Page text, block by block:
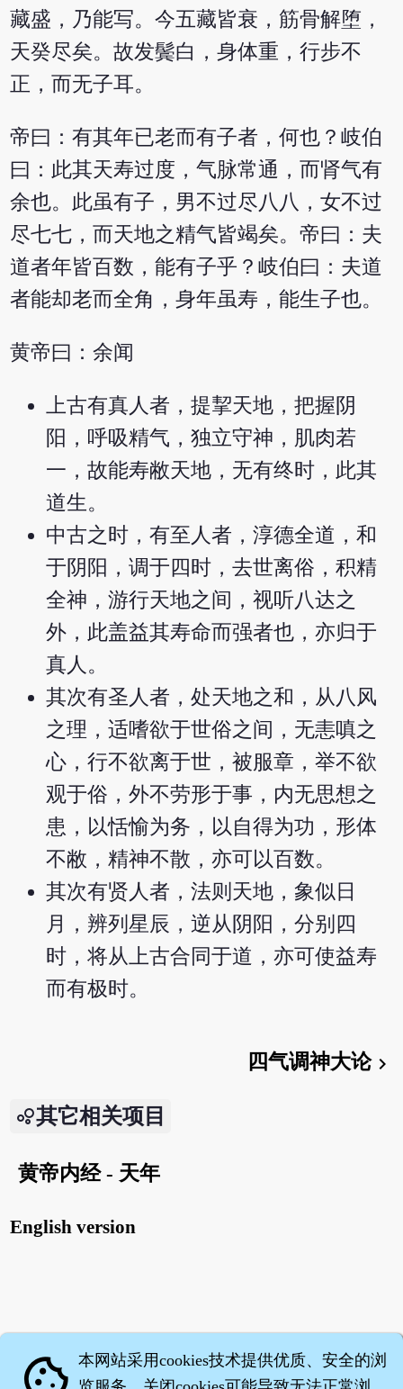
藏盛，乃能写。今五藏皆衰，筋骨解堕，
天癸尽矣。故发鬓白，身体重，行步不
正，而无子耳。
帝曰：有其年已老而有子者，何也？岐伯
曰：此其天寿过度，气脉常通，而肾气有
余也。此虽有子，男不过尽八八，女不过
尽七七，而天地之精气皆竭矣。帝曰：夫
道者年皆百数，能有子乎？岐伯曰：夫道
者能却老而全角，身年虽寿，能生子也。
黄帝曰：余闻
上古有真人者，提挈天地，把握阴
阳，呼吸精气，独立守神，肌肉若
一，故能寿敝天地，无有终时，此其
道生。
中古之时，有至人者，淳德全道，和
于阴阳，调于四时，去世离俗，积精
全神，游行天地之间，视听八达之
外，此盖益其寿命而强者也，亦归于
真人。
其次有圣人者，处天地之和，从八风
之理，适嗜欲于世俗之间，无恚嗔之
心，行不欲离于世，被服章，举不欲
观于俗，外不劳形于事，内无思想之
患，以恬愉为务，以自得为功，形体
不敝，精神不散，亦可以百数。
其次有贤人者，法则天地，象似日
月，辨列星辰，逆从阴阳，分别四
时，将从上古合同于道，亦可使益寿
而有极时。
四气调神大论chevron_right
其它相关项目
黄帝内经 - 天年
English version
本网站采用cookies技术提供优质、安全的浏